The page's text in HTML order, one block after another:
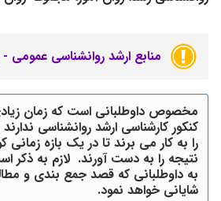
منابع ارشد روانشناسی
مخصوص داوطلبانی است که زمان
کنکور کارشناسی ارشد روانشناسی
را به کار می برند تا در یک بازه
نتیجه را به دست آورند. لازم به ذکر
به داوطلبانی که قصد جمع بندی و
شایانی خواهد نمود.